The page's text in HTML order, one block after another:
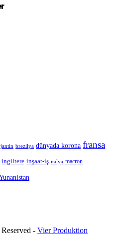
brezilya dünyada korona fransa
ingiltere inşaat-iş italya macron
- Vier Produktion